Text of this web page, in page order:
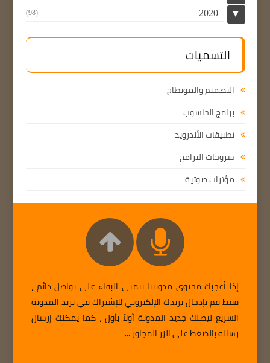
▼
2020
(98)
التسميات
التصميم والمونطاج
برامج الحاسوب
تطبيقات الأندرويد
شروحات البرامج
مؤثرات صوتية
إذا أعجبك محتوى مدونتنا نتمنى البقاء على تواصل دائم ،
فقط قم بإدخال بريدك الإلكتروني للإشتراك في بريد المدونة
السريع ليصلك جديد المدونة أولاً بأول ، كما يمكنك إرسال
رساله بالضغط على الزر المجاور ...